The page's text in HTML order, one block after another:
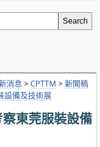
消息 > CPTTM >新聞稿
設備及技術展
東莞服裝設備